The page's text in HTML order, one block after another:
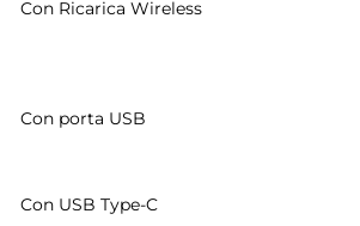
Con Ricarica Wireless
Con porta USB
Con USB Type-C